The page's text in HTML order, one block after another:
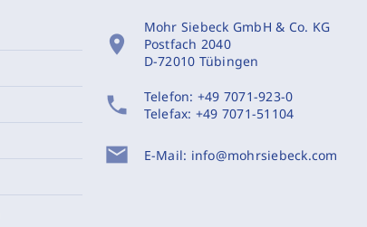
location_on
Mohr Siebeck GmbH & Co. KG
Postfach 2040
D-72010 Tübingen
phone Telefon: +49 7071-923-0
Telefax: +49 7071-51104
mail E-Mail: info@mohrsiebeck.com